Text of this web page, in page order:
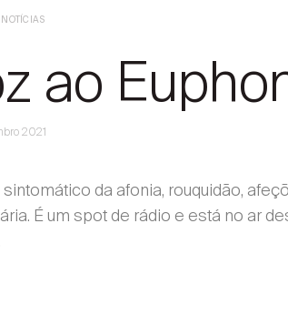
NOTÍCIAS
ao
2021
da afonia, rouquidão,
É um spot de rádio e está no ar